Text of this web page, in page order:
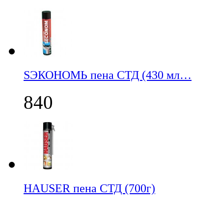
SЭКОНОМЬ пена СТД (430 мл…
840
НАUSER пена СТД (700г)